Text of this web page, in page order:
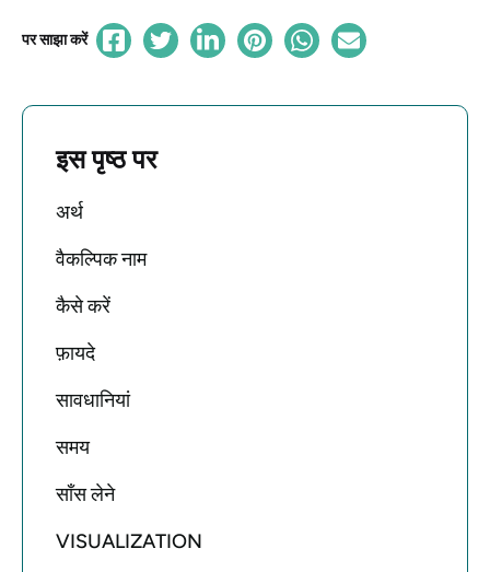
पर साझा करें
इस पृष्ठ पर
अर्थ
वैकल्पिक नाम
कैसे करें
फ़ायदे
सावधानियां
समय
साँस लेने
VISUALIZATION